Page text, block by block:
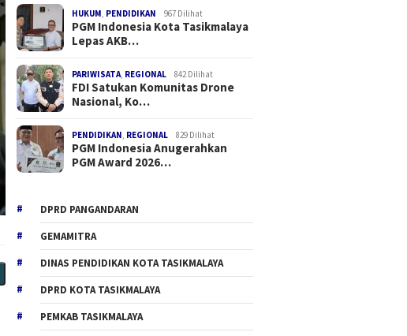
HUKUM PENDIDIKAN 967 Dilihat
PGM Indonesia Kota Tasikmalaya
Lepas AKB…
PARIWISATA REGIONAL 842 Dilihat
FDI Satukan Komunitas Drone
Nasional, Ko…
PENDIDIKAN REGIONAL 829 Dilihat
PGM Indonesia Anugerahkan
PGM Award 2026…
DPRD PANGANDARAN
GEMAMITRA
DINAS PENDIDIKAN KOTA TASIKMALAYA
DPRD KOTA TASIKMALAYA
PEMKAB TASIKMALAYA